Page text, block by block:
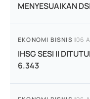
MENYESUAIKAN
EKONOMI BISNIS |06
IHSG SESI II
6.343